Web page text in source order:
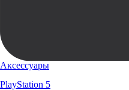
Аксессуары
PlayStation 5